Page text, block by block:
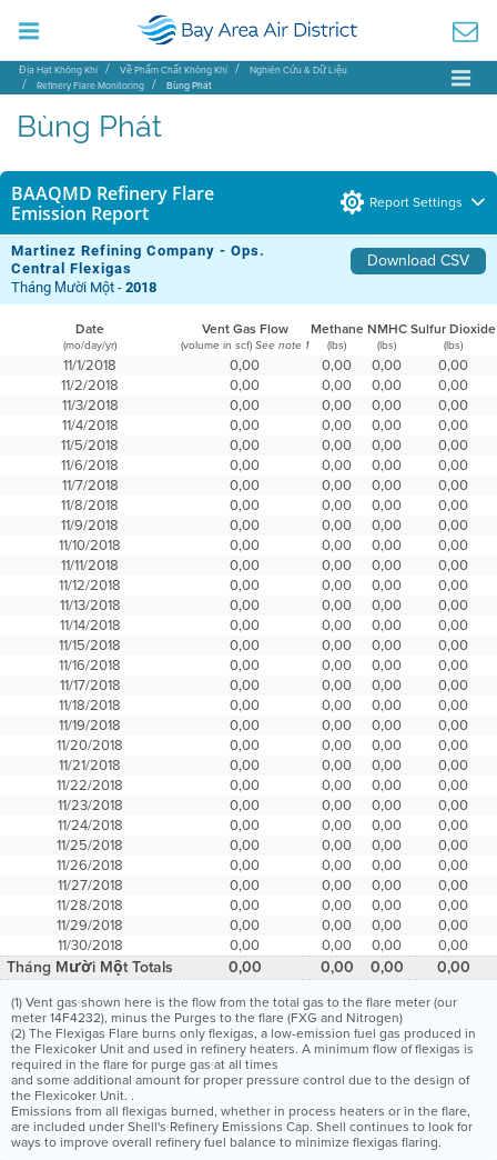
Địa Hạt Không Khí Về Phẩm Chất Không Khí
Nghiên Cứu & Dữ Liệu
Refinery Flare Monitoring
Bùng Phát
Bùng Phát
BAAQMD Refinery Flare
Emission Report
Report Settings
Martinez Refining Company - Ops.
Central Flexigas
Download CSV
Tháng Mười Một -2018
Date Vent Gas Flow MethaneNMHCSulfur Dioxide
(mo/day/yr) (volume in scf) See note 1 (lbs) (lbs) (lbs)
11/1/2018 0,00 0,00 0,00
0,00
11/2/2018
0,00 0,00 0,00
0,00
11/3/2018
0,00 0,00 0,00
0,00
11/4/2018
0,00 0,00 0,00
0,00
11/5/2018
0,00 0,00 0,00
0,00
11/6/2018
0,00 0,00 0,00
0,00
11/7/2018
0,00 0,00 0,00
0,00
11/8/2018
0,00 0,00 0,00
0,00
11/9/2018
0,00 0,00 0,00
0,00
11/10/2018
0,00 0,00 0,00
0,00
11/11/2018
0,00 0,00 0,00
0,00
11/12/2018
0,00 0,00 0,00
0,00
11/13/2018
0,00 0,00 0,00
0,00
11/14/2018
0,00 0,00 0,00
0,00
11/15/2018
0,00 0,00 0,00
0,00
11/16/2018
0,00 0,00 0,00
0,00
11/17/2018
0,00 0,00 0,00
0,00
11/18/2018
0,00 0,00 0,00
0,00
11/19/2018
0,00 0,00 0,00
0,00
11/20/2018
0,00 0,00 0,00
0,00
11/21/2018
0,00 0,00 0,00
0,00
11/22/2018
0,00 0,00 0,00
0,00
11/23/2018
0,00 0,00 0,00
0,00
11/24/2018
0,00 0,00 0,00
0,00
11/25/2018
0,00 0,00 0,00
0,00
11/26/2018
0,00 0,00 0,00
0,00
11/27/2018
0,00 0,00 0,00
0,00
11/28/2018
0,00 0,00 0,00
0,00
11/29/2018
0,00 0,00 0,00
0,00
11/30/2018
0,00 0,00 0,00 0,00
Tháng Mười Một Totals 0,00 0,00 0,00 0,00
(1) Vent gas shown here is the flow from the total gas to the flare meter (our
meter 14F4232), minus the Purges to the flare (FXG and Nitrogen)
(2) The Flexigas Flare burns only flexigas, a low-emission fuel gas produced in
the Flexicoker Unit and used in refinery heaters. A minimum flow of flexigas is
required in the flare for purge gas at all times
and some additional amount for proper pressure control due to the design of
the Flexicoker Unit. .
Emissions from all flexigas burned, whether in process heaters or in the flare,
are included under Shell's Refinery Emissions Cap. Shell continues to look for
ways to improve overall refinery fuel balance to minimize flexigas flaring.